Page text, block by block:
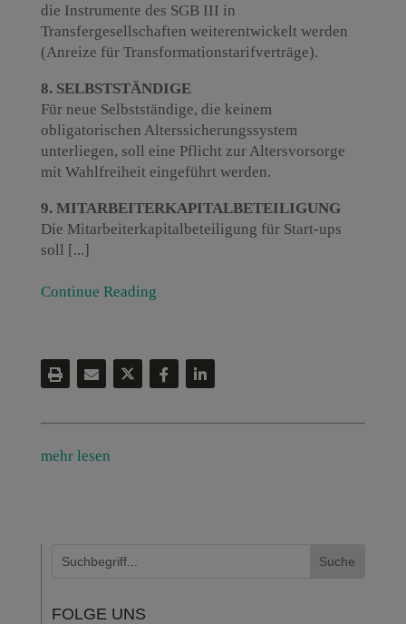
die Instrumente des SGB III in
Transfergesellschaften weiterentwickelt werden
(Anreize für Transformationstarifverträge).
8. SELBSTSTÄNDIGE
Für neue Selbstständige, die keinem
obligatorischen Alterssicherungssystem
unterliegen, soll eine Pflicht zur Altersvorsorge
mit Wahlfreiheit eingeführt werden.
9. MITARBEITERKAPITALBETEILIGUNG
Die Mitarbeiterkapitalbeteiligung für Start-ups
soll [...]
Continue Reading
mehr lesen
FOLGE UNS